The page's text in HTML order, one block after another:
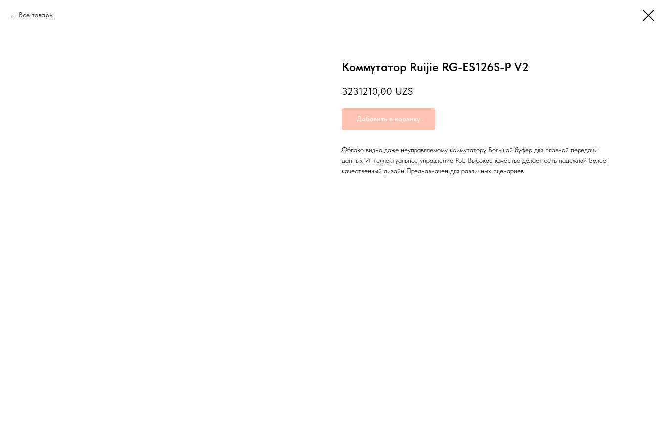
Все товары
Коммутатор Ruijie RG-ES126S-P V2
3231210,00 UZS
Добавить в корзину
Облако видно даже неуправляемому коммутатору Большой буфер для плавной передачи
данных Интеллектуальное управление PoE Высокое качество делает сеть надежной Более
качественный дизайн Предназначен для различных сценариев